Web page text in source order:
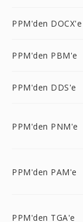
PPM'den DOCX'e
PPM'den PBM'e
PPM'den DDS'e
PPM'den PNM'e
PPM'den PAM'e
PPM'den TGA'e